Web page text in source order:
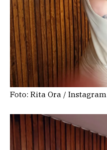
Foto: Rita Ora / Instagram